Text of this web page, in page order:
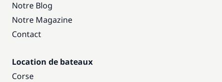
Notre Blog
Notre Magazine
Contact
Location de bateaux
Corse